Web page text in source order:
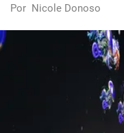
Por Nicole Donoso